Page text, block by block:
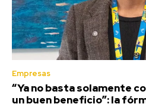
Empresas
“Ya no basta solamente
un buen beneficio”: la